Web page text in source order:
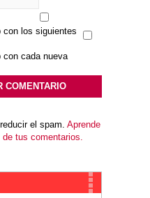
con los siguientes
con cada nueva
el spam. Aprende
tus comentarios.